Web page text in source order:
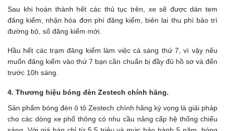
Sau khi hoàn thành hết các thủ tục trên, xe sẽ được dán tem
đăng kiểm, nhận hóa đơn phí đăng kiểm, biên lai thu phí bảo trì
đường bộ, sổ đăng kiểm mới.
Hầu hết các trạm đăng kiểm làm việc cả sáng thứ 7, vì vậy nếu
muốn đăng kiểm vào thứ 7 bạn cần chuẩn bị đầy đủ hồ sơ và đến
trước 10h sáng.
4. Thương hiệu bóng đèn Zestech chính hãng.
Sản phẩm bóng đèn ô tô Zestech chính hãng kỳ vọng là giải pháp
cho các dòng xe phổ thông có nhu cầu nâng cấp hệ thống chiếu